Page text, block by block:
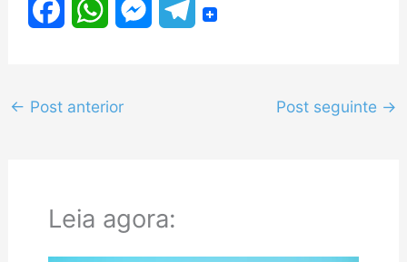
e
o
W
p
g
T
← Post anterior Post seguinte →
Leia agora: